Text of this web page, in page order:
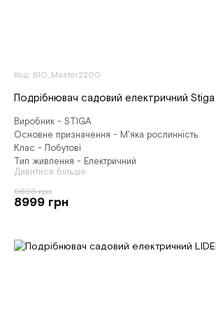
Код: BIO_Master2200
Подрібнювач садовий електричний
Виробник - STIGA
Основне призначення - М'яка рослинність
Клас - Побутові
Тип живлення - Електричний
Дивитися більше
9699 грн
8999 грн